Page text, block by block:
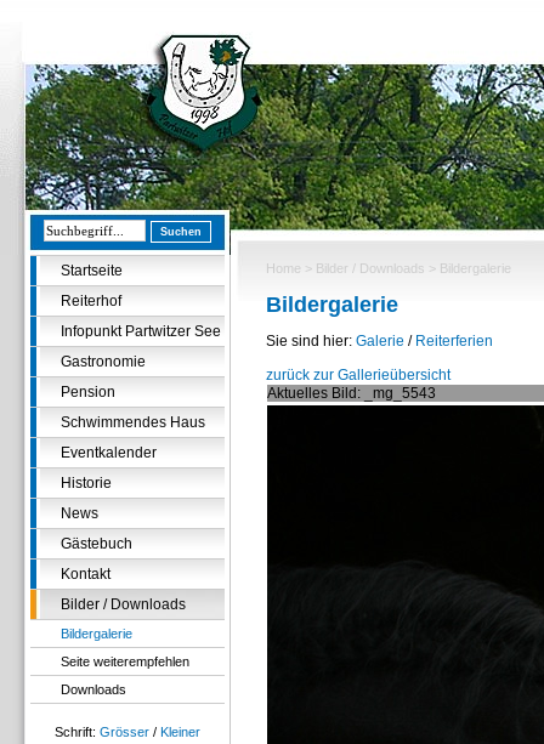
Startseite
Reiterhof
Infopunkt Partwitzer See
Gastronomie
Pension
Schwimmendes Haus
Eventkalender
Historie
News
Gästebuch
Kontakt
Bilder / Downloads
Bildergalerie
Seite weiterempfehlen
Downloads
Schrift: Grösser / Kleiner
Home > Bilder / Downloads > Bildergalerie
Bildergalerie
Sie sind hier: Galerie / Reiterferien
zurück zur Gallerieübersicht
Aktuelles Bild: _mg_5543